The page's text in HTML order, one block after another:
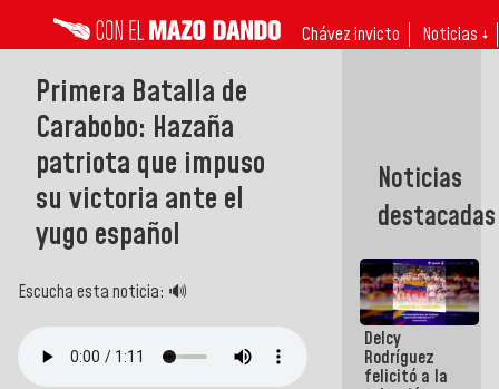
Chávez invicto Noticias ↓
Primera Batalla de
Carabobo: Hazaña
patriota que impuso
su victoria ante el
yugo español
Escucha esta noticia: 🔊
Noticias
destacadas
Delcy
Rodríguez
felicitó a la